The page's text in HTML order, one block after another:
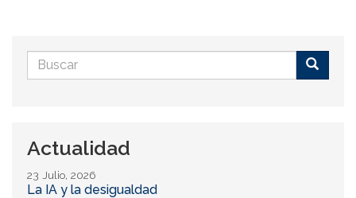
Formulario
de
Actualidad
23 Julio, 2026
La IA y la desigualdad